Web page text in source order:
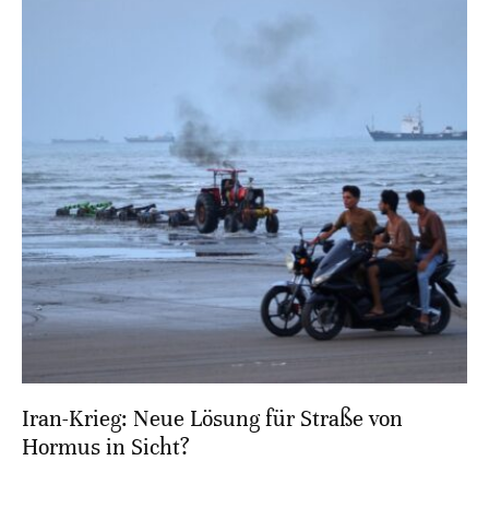
Iran-Krieg: Neue Lösung für Straße von
Hormus in Sicht?